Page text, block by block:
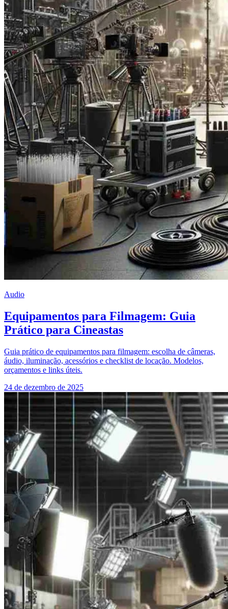
Audio
Equipamentos para Filmagem: Guia
Prático para Cineastas
Guia prático de equipamentos para filmagem: escolha de câmeras,
áudio, iluminação, acessórios e checklist de locação. Modelos,
orçamentos e links úteis.
24 de dezembro de 2025